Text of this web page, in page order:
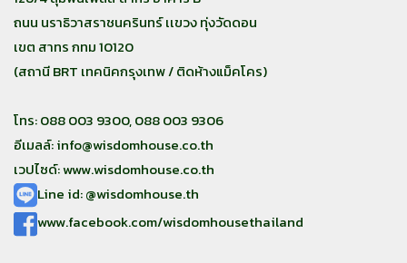
ถนน นราธิวาสราชนครินทร์ เเขวง ทุ่งวัดดอน
เขต สาทร กทม 10120
(สถานี BRT เทคนิคกรุงเทพ / ติดห้างแม็คโคร)
โทร: 088 003 9300, 088 003 9306
อีเมลล์:info@wisdomhouse.co.th
เวปไซด์: www.wisdomhouse.co.th
Line id: @wisdomhouse.th
www.facebook.com/wisdomhousethailand